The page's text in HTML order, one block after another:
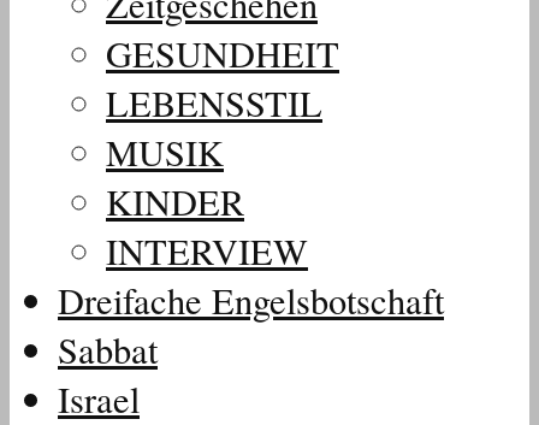
GESUNDHEIT
LEBENSSTIL
MUSIK
KINDER
INTERVIEW
Dreifache Engelsbotschaft
Sabbat
Israel